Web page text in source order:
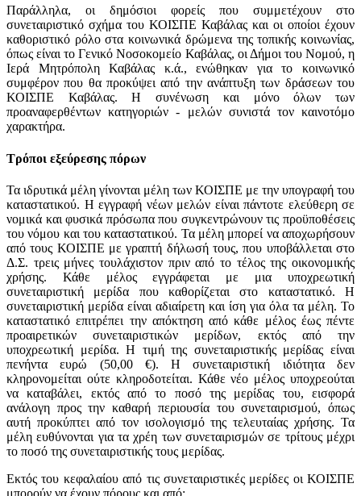
Παράλληλα, οι δημόσιοι φορείς που συμμετέχουν στο
συνεταιριστικό σχήμα του ΚΟΙΣΠΕ Καβάλας και οι οποίοι έχουν
καθοριστικό ρόλο στα κοινωνικά δρώμενα της τοπικής κοινωνίας,
όπως είναι το Γενικό Νοσοκομείο Καβάλας, οι Δήμοι του Νομού, η
Ιερά Μητρόπολη Καβάλας κ.ά., ενώθηκαν για το κοινωνικό
συμφέρον που θα προκύψει από την ανάπτυξη των δράσεων του
ΚΟΙΣΠΕ Καβάλας. Η συνένωση και μόνο όλων των
προαναφερθέντων κατηγοριών - μελών συνιστά τον καινοτόμο
χαρακτήρα.
Τρόποι εξεύρεσης πόρων
Τα ιδρυτικά μέλη γίνονται μέλη των ΚΟΙΣΠΕ με την υπογραφή του
καταστατικού. Η εγγραφή νέων μελών είναι πάντοτε ελεύθερη σε
νομικά και φυσικά πρόσωπα που συγκεντρώνουν τις προϋποθέσεις
του νόμου και του καταστατικού. Τα μέλη μπορεί να αποχωρήσουν
από τους ΚΟΙΣΠΕ με γραπτή δήλωσή τους, που υποβάλλεται στο
Δ.Σ. τρεις μήνες τουλάχιστον πριν από το τέλος της οικονομικής
χρήσης. Κάθε μέλος εγγράφεται με μια υποχρεωτική
συνεταιριστική μερίδα που καθορίζεται στο καταστατικό. Η
συνεταιριστική μερίδα είναι αδιαίρετη και ίση για όλα τα μέλη. Το
καταστατικό επιτρέπει την απόκτηση από κάθε μέλος έως πέντε
προαιρετικών συνεταιριστικών μερίδων, εκτός από την
υποχρεωτική μερίδα. Η τιμή της συνεταιριστικής μερίδας είναι
πενήντα ευρώ (50,00 €). Η συνεταιριστική ιδιότητα δεν
κληρονομείται ούτε κληροδοτείται. Κάθε νέο μέλος υποχρεούται
να καταβάλει, εκτός από το ποσό της μερίδας του, εισφορά
ανάλογη προς την καθαρή περιουσία του συνεταιρισμού, όπως
αυτή προκύπτει από τον ισολογισμό της τελευταίας χρήσης. Τα
μέλη ευθύνονται για τα χρέη των συνεταιρισμών σε τρίτους μέχρι
το ποσό της συνεταιριστικής τους μερίδας.
Εκτός του κεφαλαίου από τις συνεταιριστικές μερίδες οι ΚΟΙΣΠΕ
μπορούν να έχουν πόρους και από: